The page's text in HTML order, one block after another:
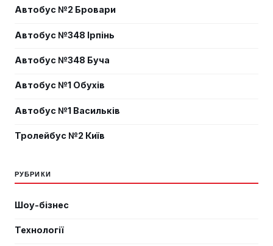
Автобус №2 Бровари
Автобус №348 Ірпінь
Автобус №348 Буча
Автобус №1 Обухів
Автобус №1 Васильків
Тролейбус №2 Київ
РУБРИКИ
Шоу-бізнес
Технології